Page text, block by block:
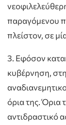
παραγόμενου
πλείστον, σε
3. Εφόσον
κυβέρνηση,
όρια της. Όρια
αντιδραστικό